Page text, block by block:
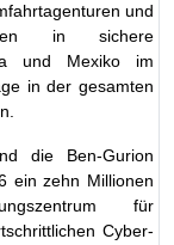
und
in sichere
und Mexiko im
in der gesamten
die Ben-Gurion
ein zehn Millionen
für
Cyber-